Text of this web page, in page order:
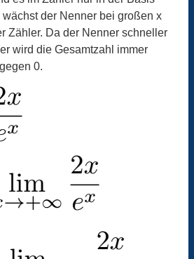
der Nenner bei großen x
Zähler. Da der Nenner schneller
wird die Gesamtzahl immer
0.